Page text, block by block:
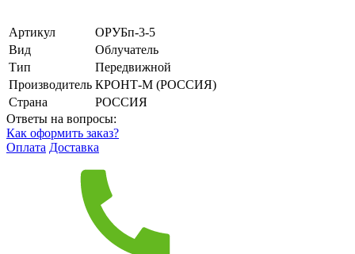
Артикул
ОРУБп-3-5
Вид
Облучатель
Тип
Передвижной
Производитель КРОНТ-М (РОССИЯ)
Страна
РОССИЯ
Ответы на вопросы:
Как оформить заказ?
Оплата Доставка